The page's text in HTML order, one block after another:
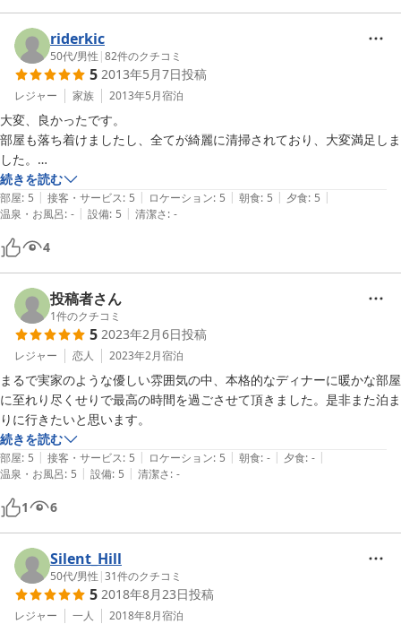
riderkic
50代/男性 |82件のクチコミ
5 2013年5月7日投稿
レジャー 家族 2013年5月宿泊
大変、良かったです。
部屋も落ち着けましたし、全てが綺麗に清掃されており、大変満足しま
した。
また、リビングからの眺めが広々として、桜が咲いて、大変良かったで
す。
特に、食事はおいしかったです。
また、利用させていただきたいと思います。
続きを読む
部屋: 5 | 接客・サービス: 5 | ロケーション: 5 | 朝食: 5 | 夕食: 5 |
温泉・お風呂: - | 設備: 5 | 清潔さ: -
4
投稿者さん
1件のクチコミ
5 2023年2月6日投稿
レジャー 恋人 2023年2月宿泊
まるで実家のような優しい雰囲気の中、本格的なディナーに暖かな部屋
に至れり尽くせりで最高の時間を過ごさせて頂きました。是非また泊ま
りに行きたいと思います。
続きを読む
部屋: 5 | 接客・サービス: 5 | ロケーション: 5 | 朝食: - | 夕食: - |
温泉・お風呂: 5 | 設備: 5 | 清潔さ: -
1 6
Silent_Hill
50代/男性 |31件のクチコミ
5 2018年8月23日投稿
レジャー 一人 2018年8月宿泊